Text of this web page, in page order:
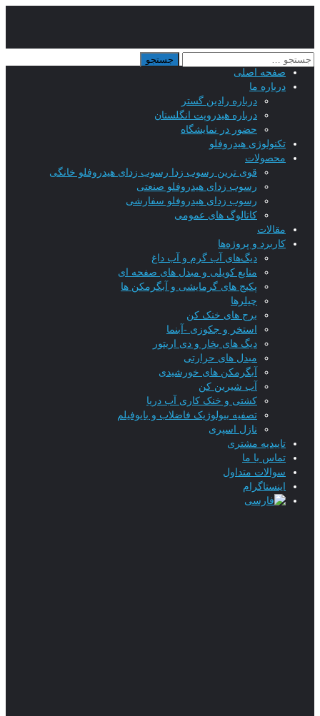
صفحه اصلی
درباره ما
درباره رادین گستر
درباره هیدروپت انگلستان
حضور در نمایشگاه
تکنولوژی هیدروفلو
محصولات
قوی ترین رسوب زدا رسوب زدای هیدروفلو خانگی
رسوب زدای هیدروفلو صنعتی
رسوب زدای هیدروفلو سفارشی
کاتالوگ های عمومی
مقالات
کاربرد و پروژه‌ها
دیگ‌های آب گرم و آب داغ
منابع کویلی و مبدل های صفحه ای
پکیج های گرمایشی و آبگرمکن ها
چیلرها
برج های خنک کن
استخر و جکوزی -آبنما
دیگ های بخار و دی اریتور
مبدل های حرارتی
آبگرمکن های خورشیدی
آب شیرین کن
کشتی و خنک کاری آب دریا
تصفیه بیولوژیک فاضلاب و بایوفیلم
نازل اسپری
تاییدیه‌ مشتری
تماس با ما
سوالات متداول
اینستاگرام